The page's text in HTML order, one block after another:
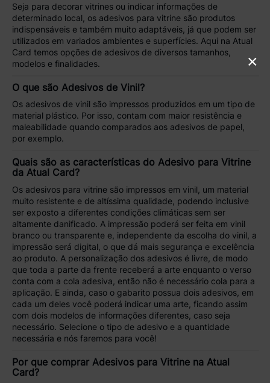
Seja para decorar vitrines ou indicar informações de
determinado local, os adesivos para vitrine são produtos
indispensáveise também muito adaptáveis, já que podem ser
utilizados em variados ambientes e superfícies. Aqui na Atual
Card temos opções de adesivos de diversos tamanhos,
modelos e finalidades.
O que são Adesivos de Vinil?
Os adesivos de vinil são impressos produzidos em um tipo de
material plástico. Por isso, contam com maior resistência e
maleabilidadequando comparados aos adesivos de papel,
por exemplo.
Quais são as características do Adesivo para Vitrine
da Atual Card?
Os adesivos para vitrine são impressos em vinil, um material
muito resistente e de altíssima qualidade, podendo inclusive
ser exposto a diferentes condições climáticas sem ser
altamente danificado. A impressão poderá ser feita em vinil
branco ou transparente e, independente da escolha do vinil, a
impressão será digital, o que dá mais segurança e excelência
ao produto. A personalização dos adesivos é livre, de modo
que toda a parte da frente receberá a arte enquanto o verso
conta com a cola adesiva, então não é necessário cola para a
aplicação. E ainda, caso o gabarito possua dois adesivos, em
cada um deles você poderá indicar uma arte, ficando assim
com dois modelos de informações diferentes, caso seja
necessário. Selecione o tipo de adesivo e a quantidade
necessária e nós faremos para você!
Por que comprar Adesivos para Vitrine na Atual
Card?
×